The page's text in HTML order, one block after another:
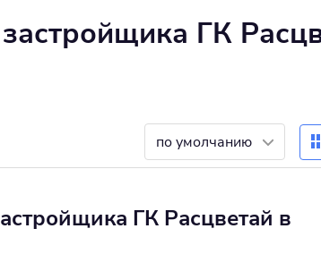
ГК
по умолчанию
ГК Расцветай в